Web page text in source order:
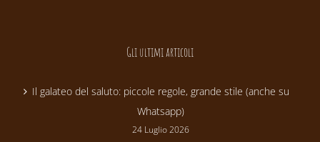
Gli ultimi articoli
Il galateo del saluto: piccole regole, grande stile (anche su
Whatsapp)
24 Luglio 2026